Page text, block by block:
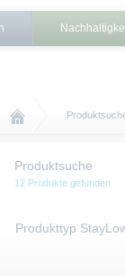
Produktsuche
12 Produkte gefunden
Produkttyp